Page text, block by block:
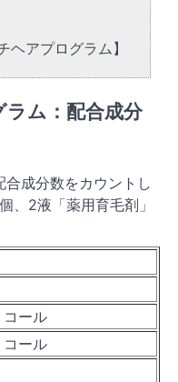
アプログラム】
ム：配合成分
成分数をカウントし
、2液「薬用育毛剤」
ール
コール